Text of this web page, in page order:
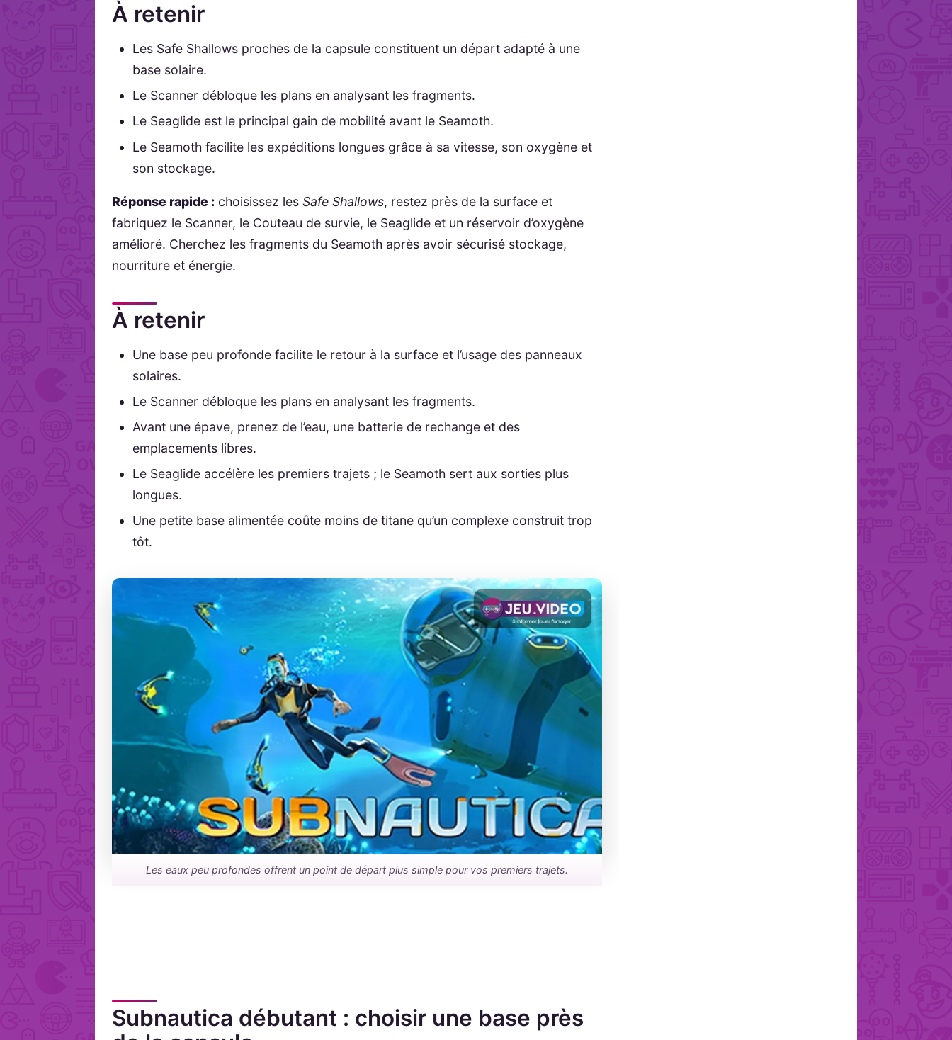
À retenir
Les Safe Shallows proches de la capsule constituent un départ adapté à une
base solaire.
Le Scanner débloque les plans en analysant les fragments.
Le Seaglide est le principal gain de mobilité avant le Seamoth.
Le Seamoth facilite les expéditions longues grâce à sa vitesse, son oxygène et
son stockage.
Réponse rapide : choisissez lesSafe Shallows, restez près de la surface et
fabriquez le Scanner, le Couteau de survie, le Seaglide et un réservoir d’oxygène
amélioré. Cherchez les fragments du Seamoth après avoir sécurisé stockage,
nourriture et énergie.
À retenir
Une base peu profonde facilite le retour à la surface et l’usage des panneaux
solaires.
Le Scanner débloque les plans en analysant les fragments.
Avant une épave, prenez de l’eau, une batterie de rechange et des
emplacements libres.
Le Seaglide accélère les premiers trajets ; le Seamoth sert aux sorties plus
longues.
Une petite base alimentée coûte moins de titane qu’un complexe construit trop
tôt.
Les eaux peu profondes offrent un point de départ plus simple pour vos premiers trajets.
Subnautica débutant : choisir une base près